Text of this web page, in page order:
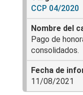
CCP 04/2020
Pago de
consolidados.
11/08/2021